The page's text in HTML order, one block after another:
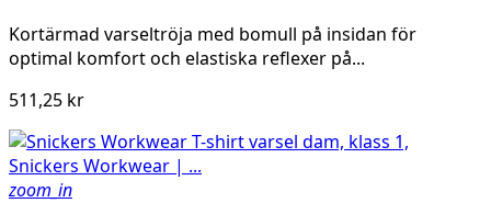
Kortärmad varseltröja med bomull på insidan för
optimal komfort och elastiska reflexer på...
511,25 kr
zoom_in